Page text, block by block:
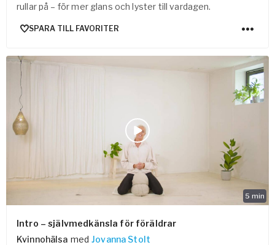
rullar på – för mer glans och lyster till vardagen.
SPARA TILL FAVORITER
5 min
Intro – självmedkänsla för föräldrar
Kvinnohälsa med Jovanna Stolt